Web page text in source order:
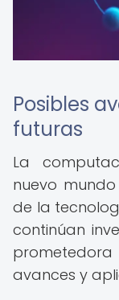
Posibles
futuras
La
nuevo
de la
continúan
avances y